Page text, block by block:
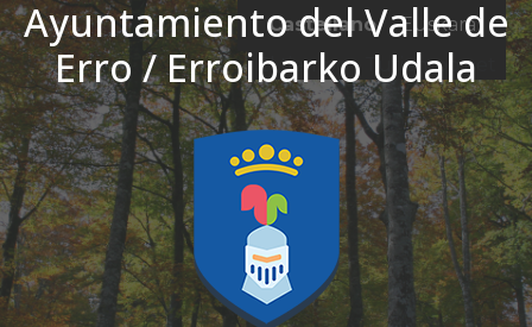
Ayuntamiento del Valle de
Erro / Erroibarko Udala
Ir al contenido
Castellano
Euskara
El tiempo - Tutiempo.net